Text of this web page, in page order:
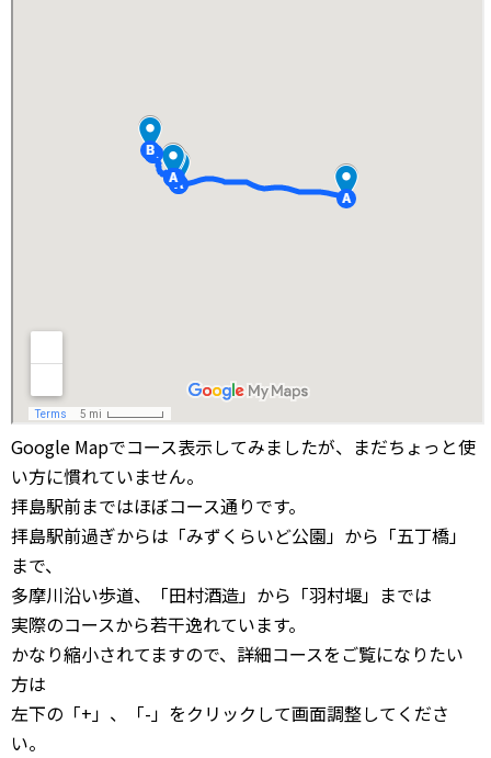
Google Mapでコース表示してみましたが、まだちょっと使
い方に慣れていません。
拝島駅前まではほぼコース通りです。
拝島駅前過ぎからは「みずくらいど公園」から「五丁橋」
まで、
多摩川沿い歩道、「田村酒造」から「羽村堰」までは
実際のコースから若干逸れています。
かなり縮小されてますので、詳細コースをご覧になりたい
方は
左下の「+」、「-」をクリックして画面調整してくださ
い。